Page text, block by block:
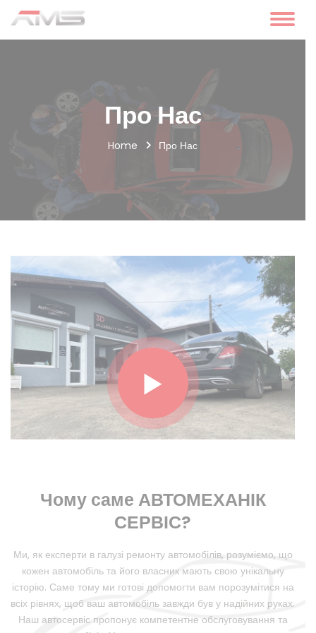
Про Нас
Home Про Нас
Чому саме АВТОМЕХАНІК
СЕРВІС?
Ми, як експерти в галузі ремонту автомобілів, розуміємо, що
кожен автомобіль та його власник мають свою унікальну
історію. Саме тому ми готові допомогти вам порозумітися на
всіх рівнях, щоб ваш автомобіль завжди був у надійних руках.
Наш автосервіс пропонує компетентне обслуговування та